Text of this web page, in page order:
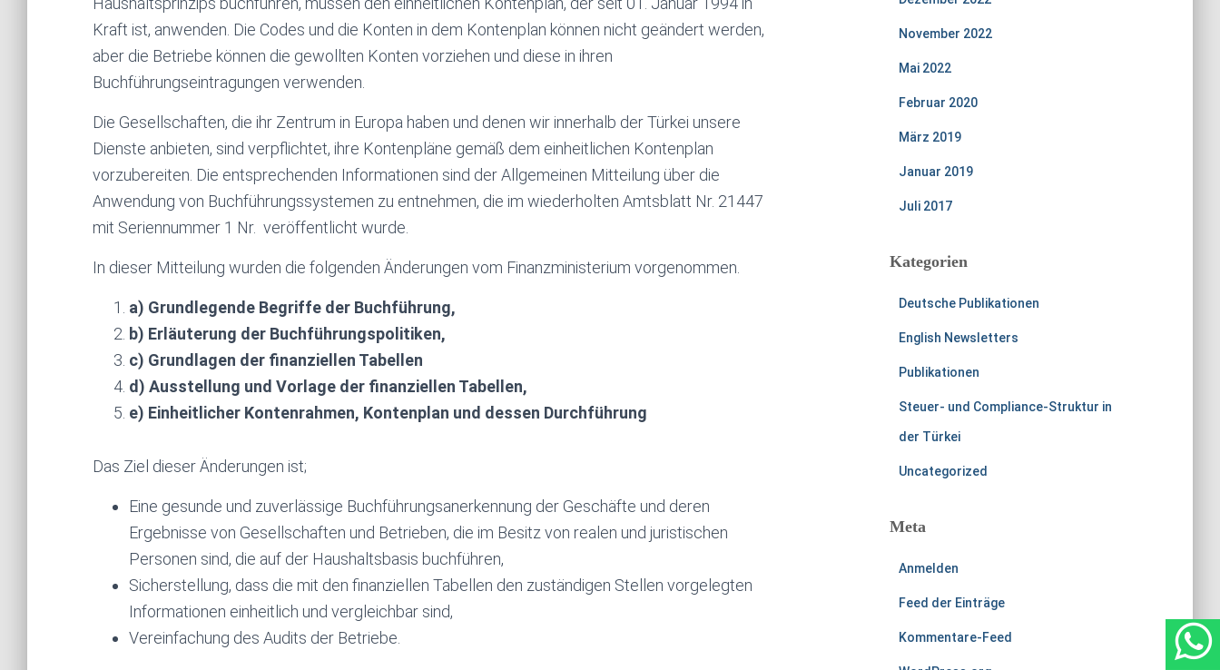
Kraft ist, anwenden. Die Codes und die Konten in dem Kontenplan können nicht geändert werden,
aber die Betriebe können die gewollten Konten vorziehen und diese in ihren
Buchführungseintragungen verwenden.
Die Gesellschaften, die ihr Zentrum in Europa haben und denen wir innerhalb der Türkei unsere
Dienste anbieten, sind verpflichtet, ihre Kontenpläne gemäß dem einheitlichen Kontenplan
vorzubereiten. Die entsprechenden Informationen sind der Allgemeinen Mitteilung über die
Anwendung von Buchführungssystemen zu entnehmen, die im wiederholten Amtsblatt Nr. 21447
mit Seriennummer 1 Nr. veröffentlicht wurde.
In dieser Mitteilung wurden die folgenden Änderungen vom Finanzministerium vorgenommen.
a) Grundlegende Begriffe der Buchführung,
b) Erläuterung der Buchführungspolitiken,
c) Grundlagen der finanziellen Tabellen
d) Ausstellung und Vorlage der finanziellen Tabellen,
e) Einheitlicher Kontenrahmen, Kontenplan und dessen Durchführung
Das Ziel dieser Änderungen ist;
Eine gesunde und zuverlässige Buchführungsanerkennung der Geschäfte und deren
Ergebnisse von Gesellschaften und Betrieben, die im Besitz von realen und juristischen
Personen sind, die auf der Haushaltsbasis buchführen,
Sicherstellung, dass die mit den finanziellen Tabellen den zuständigen Stellen vorgelegten
Informationen einheitlich und vergleichbar sind,
Vereinfachung des Audits der Betriebe.
November 2022
Mai 2022
Februar 2020
März 2019
Januar 2019
Juli 2017
Kategorien
Deutsche Publikationen
English Newsletters
Publikationen
Steuer- und Compliance-Struktur in
der Türkei
Uncategorized
Meta
Anmelden
Feed der Einträge
Kommentare-Feed